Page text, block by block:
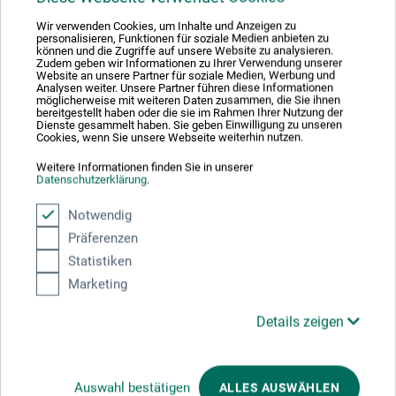
Wir verwenden Cookies, um Inhalte und Anzeigen zu
personalisieren, Funktionen für soziale Medien anbieten zu
können und die Zugriffe auf unsere Website zu analysieren.
Zudem geben wir Informationen zu Ihrer Verwendung unserer
Website an unsere Partner für soziale Medien, Werbung und
Analysen weiter. Unsere Partner führen diese Informationen
möglicherweise mit weiteren Daten zusammen, die Sie ihnen
bereitgestellt haben oder die sie im Rahmen Ihrer Nutzung der
Dienste gesammelt haben. Sie geben Einwilligung zu unseren
Cookies, wenn Sie unsere Webseite weiterhin nutzen.
Weitere Informationen finden Sie in unserer
Datenschutzerklärung.
Notwendig
Präferenzen
Statistiken
Marketing
Details zeigen
Auswahl bestätigen ALLES AUSWÄHLEN
Kretzer Scheren GmbH
Löhdorfer Str. 171 - 173
42699 Solingen
DE
info@kretzer.de
Kunden kauften auch